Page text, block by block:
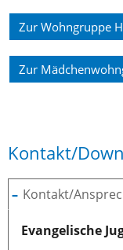
Zur Wohngruppe
Zur
Kontakt/
Kontakt/
Evangelische
Dieser
Cookie
1 Jahr
EXTERNE
Media
werden
gesetzt.